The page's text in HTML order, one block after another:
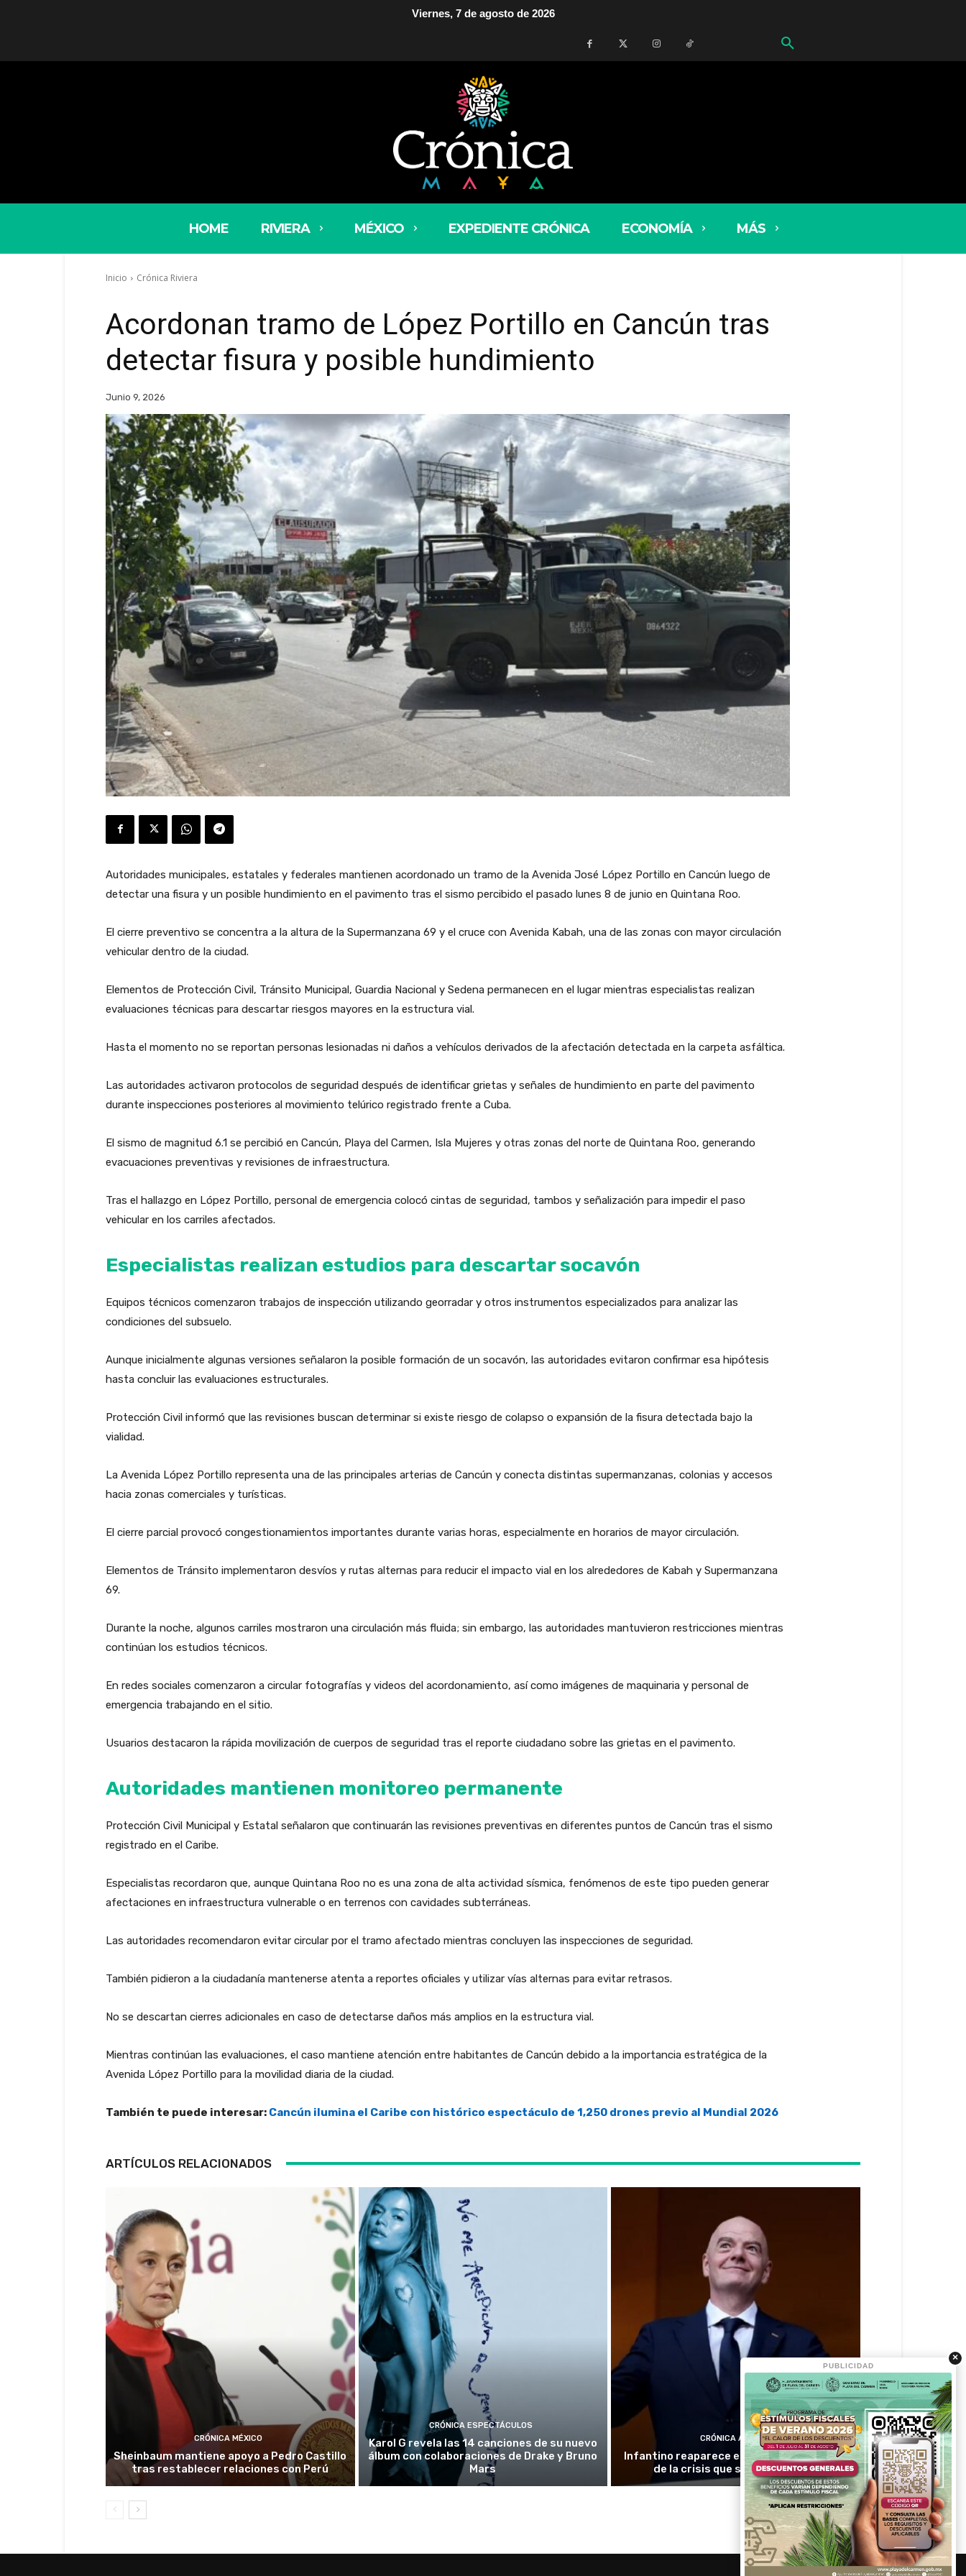
Viernes, 7 de agosto de 2026
HOME RIVIERA MÉXICO EXPEDIENTE CRÓNICA ECONOMÍA MÁS
Inicio Crónica Riviera
Acordonan tramo de López Portillo en Cancún tras
detectar fisura y posible hundimiento
Junio 9, 2026
Autoridades municipales, estatales y federales mantienen acordonado un tramo de la Avenida José López Portillo en Cancún luego de
detectar una fisura y un posible hundimiento en el pavimento tras el sismo percibido el pasado lunes 8 de junio en Quintana Roo.
El cierre preventivo se concentra a la altura de la Supermanzana 69 y el cruce con Avenida Kabah, una de las zonas con mayor circulación
vehicular dentro de la ciudad.
Elementos de Protección Civil, Tránsito Municipal, Guardia Nacional y Sedena permanecen en el lugar mientras especialistas realizan
evaluaciones técnicas para descartar riesgos mayores en la estructura vial.
Hasta el momento no se reportan personas lesionadas ni daños a vehículos derivados de la afectación detectada en la carpeta asfáltica.
Las autoridades activaron protocolos de seguridad después de identificar grietas y señales de hundimiento en parte del pavimento
durante inspecciones posteriores al movimiento telúrico registrado frente a Cuba.
El sismo de magnitud 6.1 se percibió en Cancún, Playa del Carmen, Isla Mujeres y otras zonas del norte de Quintana Roo, generando
evacuaciones preventivas y revisiones de infraestructura.
Tras el hallazgo en López Portillo, personal de emergencia colocó cintas de seguridad, tambos y señalización para impedir el paso
vehicular en los carriles afectados.
Especialistas realizan estudios para descartar socavón
Equipos técnicos comenzaron trabajos de inspección utilizando georradar y otros instrumentos especializados para analizar las
condiciones del subsuelo.
Aunque inicialmente algunas versiones señalaron la posible formación de un socavón, las autoridades evitaron confirmar esa hipótesis
hasta concluir las evaluaciones estructurales.
Protección Civil informó que las revisiones buscan determinar si existe riesgo de colapso o expansión de la fisura detectada bajo la
vialidad.
La Avenida López Portillo representa una de las principales arterias de Cancún y conecta distintas supermanzanas, colonias y accesos
hacia zonas comerciales y turísticas.
El cierre parcial provocó congestionamientos importantes durante varias horas, especialmente en horarios de mayor circulación.
Elementos de Tránsito implementaron desvíos y rutas alternas para reducir el impacto vial en los alrededores de Kabah y Supermanzana
69.
Durante la noche, algunos carriles mostraron una circulación más fluida; sin embargo, las autoridades mantuvieron restricciones mientras
continúan los estudios técnicos.
En redes sociales comenzaron a circular fotografías y videos del acordonamiento, así como imágenes de maquinaria y personal de
emergencia trabajando en el sitio.
Usuarios destacaron la rápida movilización de cuerpos de seguridad tras el reporte ciudadano sobre las grietas en el pavimento.
Autoridades mantienen monitoreo permanente
Protección Civil Municipal y Estatal señalaron que continuarán las revisiones preventivas en diferentes puntos de Cancún tras el sismo
registrado en el Caribe.
Especialistas recordaron que, aunque Quintana Roo no es una zona de alta actividad sísmica, fenómenos de este tipo pueden generar
afectaciones en infraestructura vulnerable o en terrenos con cavidades subterráneas.
Las autoridades recomendaron evitar circular por el tramo afectado mientras concluyen las inspecciones de seguridad.
También pidieron a la ciudadanía mantenerse atenta a reportes oficiales y utilizar vías alternas para evitar retrasos.
No se descartan cierres adicionales en caso de detectarse daños más amplios en la estructura vial.
Mientras continúan las evaluaciones, el caso mantiene atención entre habitantes de Cancún debido a la importancia estratégica de la
Avenida López Portillo para la movilidad diaria de la ciudad.
También te puede interesar: Cancún ilumina el Caribe con histórico espectáculo de 1,250 drones previo al Mundial 2026
ARTÍCULOS RELACIONADOS
CRÓNICA MÉXICO
Sheinbaum mantiene apoyo a Pedro Castillo
tras restablecer relaciones con Perú
CRÓNICA ESPECTÁCULOS
Karol G revela las 14 canciones de su nuevo
álbum con colaboraciones de Drake y Bruno
Mars
CRÓNICA ACTIVA
Infantino reaparece en Colombia en medio
de la crisis que sacude a la FIFA
×
PUBLICIDAD